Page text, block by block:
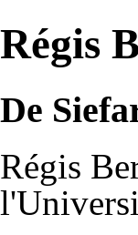
Régis
De
Régis